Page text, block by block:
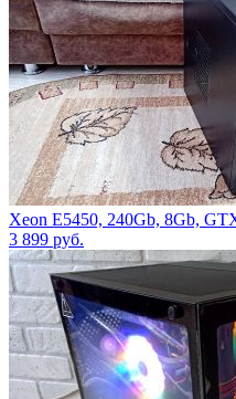
Xeon Е5450, 240Gb, 8Gb,
3 899 руб.